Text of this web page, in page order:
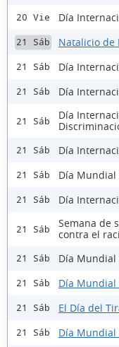
20 Vie Día
21 Sáb Natalicio de
21 Sáb Día
21 Sáb Día
21 Sáb
Día
21 Sáb Día
21 Sáb Día
21 Sáb Día
21 Sáb
Semana de
contra el
21 Sáb Día Mundial
21 Sáb Día Mundial
21 Sáb El Día del
21 Sáb Día Mundial